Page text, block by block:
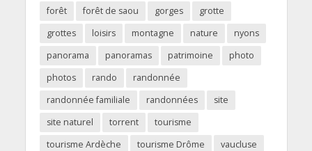
forêt
forêt de saou gorges
grotte
grottes
loisirs montagne nature
nyons
panorama
panoramas patrimoine
photo
photos
rando
randonnée
randonnée familiale
randonnées
site
site naturel
torrent
tourisme
tourisme Ardèche
tourisme Drôme
vaucluse